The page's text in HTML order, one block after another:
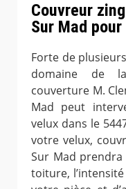
Couvreur
Sur Mad
Forte de
domaine de
couverture M.
Mad peut
velux dans le
votre velux,
Sur Mad
toiture,